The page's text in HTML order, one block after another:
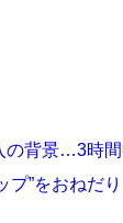
の背景…3時
プ”をおねだ